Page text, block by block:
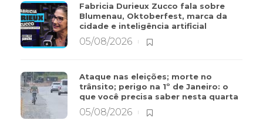
Fabricia Durieux Zucco fala sobre
Blumenau, Oktoberfest, marca da
cidade e inteligência artificial
05/08/2026
Ataque nas eleições; morte no
trânsito; perigo na 1º de Janeiro: o
que você precisa saber nesta quarta
05/08/2026